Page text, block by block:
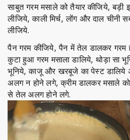
साबुत गरम मसाले को तैयार कीजिये, बड़ी
लीजिये, काली मिर्च, लोंग और दाल चीनी
लीजिये.
पैन गरम कीजिये, पैन में तेल डालकर गरम
कुटा हुआ गरम मसाला डालिये, थोड़ा सा
भूनिये, काजू और खरबूजे का पेस्ट
अलग न होने लगे, क्रीम डालकर मसाले
से तेल अलग होने लगे.